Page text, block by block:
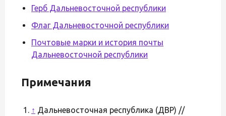
Герб Дальневосточной республики
Флаг Дальневосточной республики
Почтовые марки и история почты
Дальневосточной республики
Примечания
↑ Дальневосточная республика (ДВР) //